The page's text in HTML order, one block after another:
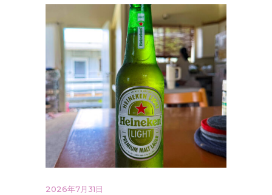
2026年7月31日